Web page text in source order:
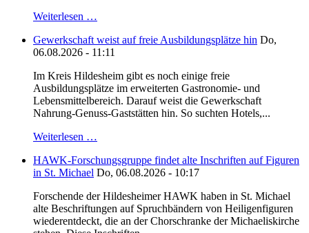
Weiterlesen …
Gewerkschaft weist auf freie Ausbildungsplätze hin Do,
06.08.2026 - 11:11
Im Kreis Hildesheim gibt es noch einige freie
Ausbildungsplätze im erweiterten Gastronomie- und
Lebensmittelbereich. Darauf weist die Gewerkschaft
Nahrung-Genuss-Gaststätten hin. So suchten Hotels,...
Weiterlesen …
HAWK-Forschungsgruppe findet alte Inschriften auf Figuren
in St. Michael Do, 06.08.2026 - 10:17
Forschende der Hildesheimer HAWK haben in St. Michael
alte Beschriftungen auf Spruchbändern von Heiligenfiguren
wiederentdeckt, die an der Chorschranke der Michaeliskirche